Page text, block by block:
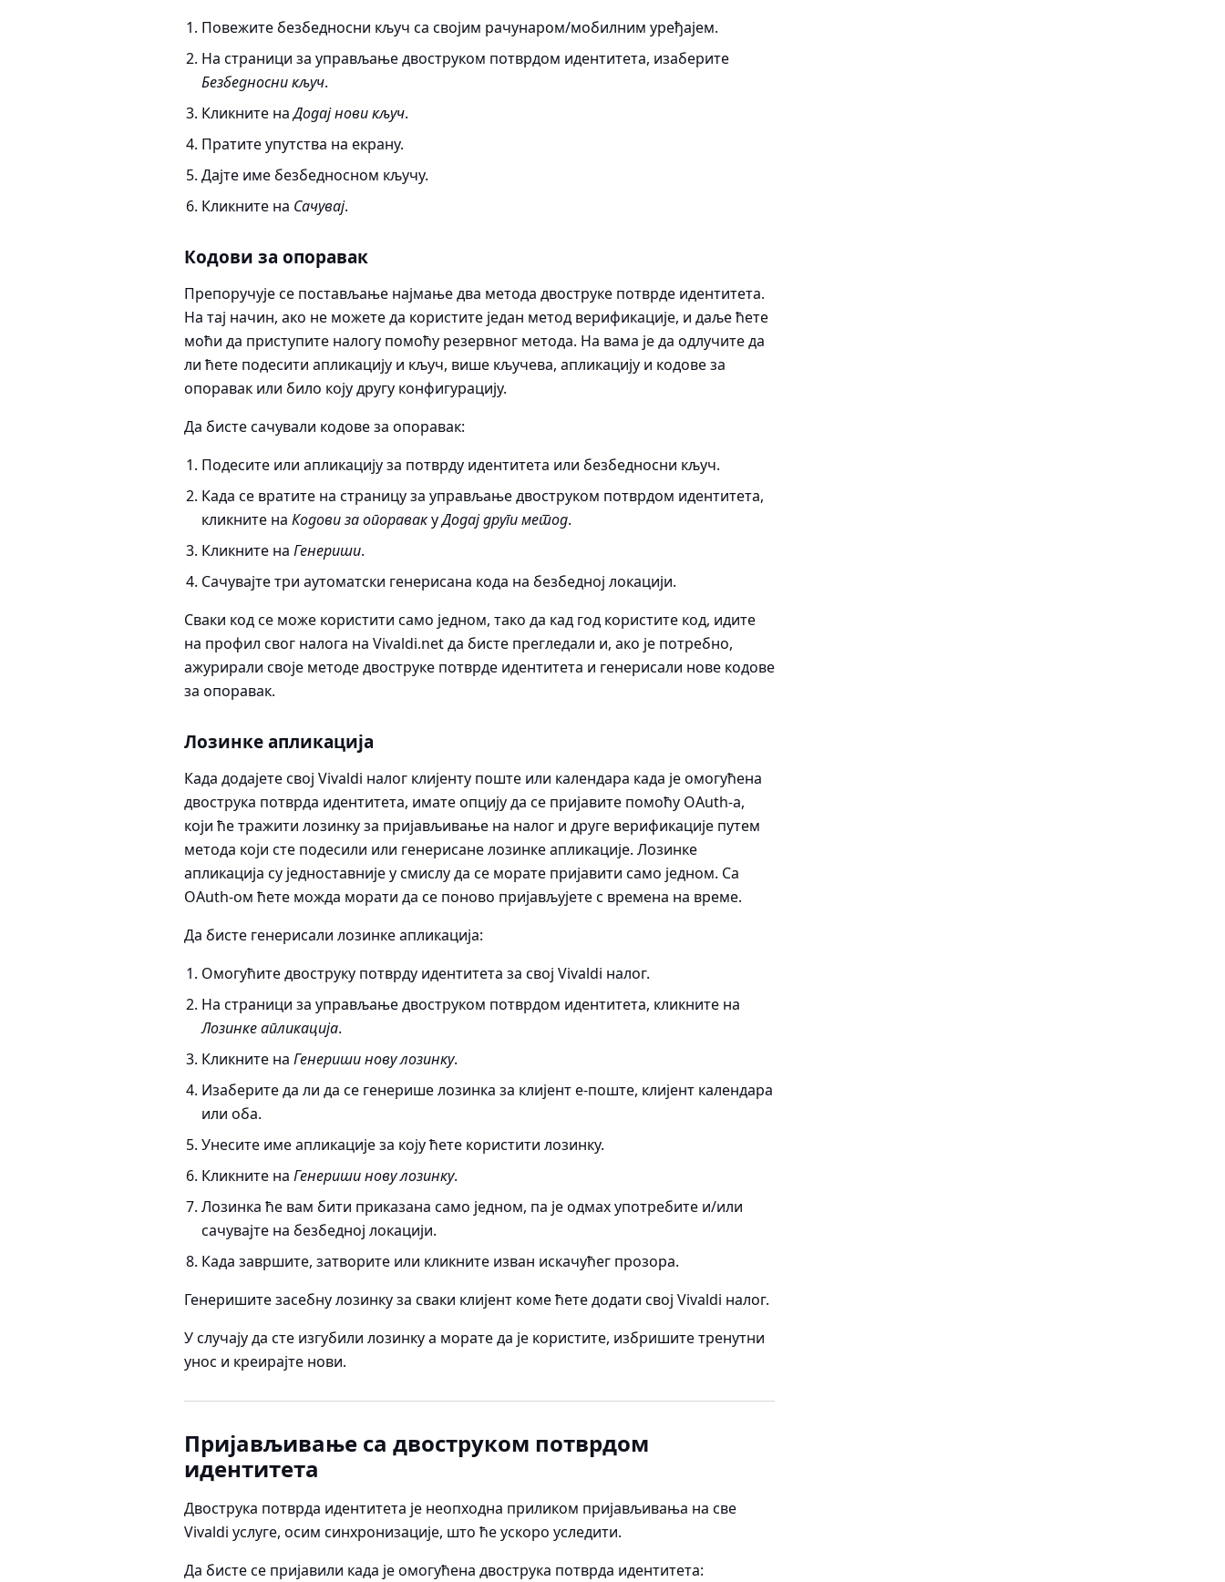
Повежите безбедносни кључ са својим рачунаром/мобилним уређајем.
На страници за управљање двоструком потврдом идентитета, изаберите
Безбедносни кључ.
Кликните наДодај нови кључ.
Пратите упутства на екрану.
Дајте име безбедносном кључу.
Кликните на Сачувај.
Кодови за опоравак
Препоручује се постављање најмање два метода двоструке потврде идентитета.
На тај начин, ако не можете да користите један метод верификације, и даље ћете
моћи да приступите налогу помоћу резервног метода. На вама је да одлучите да
ли ћете подесити апликацију и кључ, више кључева, апликацију и кодове за
опоравак или било коју другу конфигурацију.
Да бисте сачували кодове за опоравак:
Подесите или апликацију за потврду идентитета или безбедносни кључ.
Када се вратите на страницу за управљање двоструком потврдом идентитета,
кликните наКодови за опоравакуДодај други метод.
Кликните наГенериши.
Сачувајте три аутоматски генерисана кода на безбедној локацији.
Сваки код се може користити само једном, тако да кад год користите код, идите
на профил свог налога на Vivaldi.net да бисте прегледали и, ако је потребно,
ажурирали своје методе двоструке потврде идентитета и генерисали нове кодове
за опоравак.
Лозинке апликација
Када додајете свој Vivaldi налог клијенту поште или календара када је омогућена
двострука потврда идентитета, имате опцију да се пријавите помоћу OAuth-а,
који ће тражити лозинку за пријављивање на налог и друге верификације путем
метода који сте подесили или генерисане лозинке апликације. Лозинке
апликација су једноставније у смислу да се морате пријавити само једном. Са
OAuth-ом ћете можда морати да се поново пријављујете с времена на време.
Да бисте генерисали лозинке апликација:
Омогућите двоструку потврду идентитета за свој Vivaldi налог.
На страници за управљање двоструком потврдом идентитета, кликните на
Лозинке апликација.
Кликните наГенериши нову лозинку.
Изаберите да ли да се генерише лозинка за клијент е-поште, клијент календара
или оба.
Унесите име апликације за коју ћете користити лозинку.
Кликните наГенериши нову лозинку.
Лозинка ће вам бити приказана само једном, па је одмах употребите и/или
сачувајте на безбедној локацији.
Када завршите, затворите или кликните изван искачућег прозора.
Генеришите засебну лозинку за сваки клијент коме ћете додати свој Vivaldi налог.
У случају да сте изгубили лозинку а морате да је користите, избришите тренутни
унос и креирајте нови.
Пријављивање са двоструком потврдом
идентитета
Двострука потврда идентитета је неопходна приликом пријављивања на све
Vivaldi услуге, осим синхронизације, што ће ускоро уследити.
Да бисте се пријавили када је омогућена двострука потврда идентитета: